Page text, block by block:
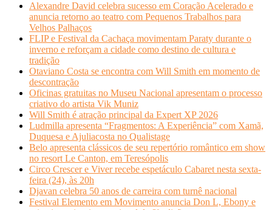
Alexandre David celebra sucesso em Coração Acelerado e
anuncia retorno ao teatro com Pequenos Trabalhos para
Velhos Palhaços
FLIP e Festival da Cachaça movimentam Paraty durante o
inverno e reforçam a cidade como destino de cultura e
tradição
Otaviano Costa se encontra com Will Smith em momento de
descontração
Oficinas gratuitas no Museu Nacional apresentam o processo
criativo do artista Vik Muniz
Will Smith é atração principal da Expert XP 2026
Ludmilla apresenta “Fragmentos: A Experiência” com Xamã,
Duquesa e Ajuliacosta no Qualistage
Belo apresenta clássicos de seu repertório romântico em show
no resort Le Canton, em Teresópolis
Circo Crescer e Viver recebe espetáculo Cabaret nesta sexta-
feira (24), às 20h
Djavan celebra 50 anos de carreira com turnê nacional
Festival Elemento em Movimento anuncia Don L, Ebony e